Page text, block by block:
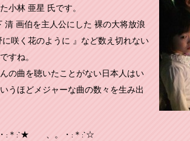
小林 亜星 氏です。
清 画伯を主人公にした 裸の大将放浪
咲く花のように 』など数え切れない
すね。
の曲を聴いたことがない日本人はい
うほどメジャーな曲の数々を生み出
・:＊:`★ 、。・:＊:`☆